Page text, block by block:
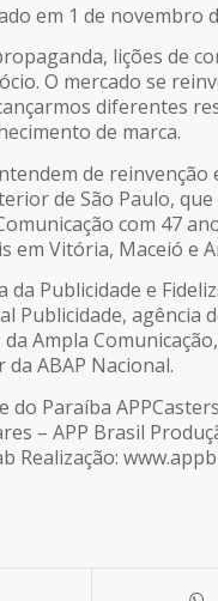
em 1 de novembro
lições de
O mercado se
diferentes
de marca.
de reinvenção
de São Paulo,
com 47
em Vitória, Maceió e
Publicidade e
Publicidade, agência
Ampla
ABAP Nacional.
do Paraíba
– APP Brasil
Realização: